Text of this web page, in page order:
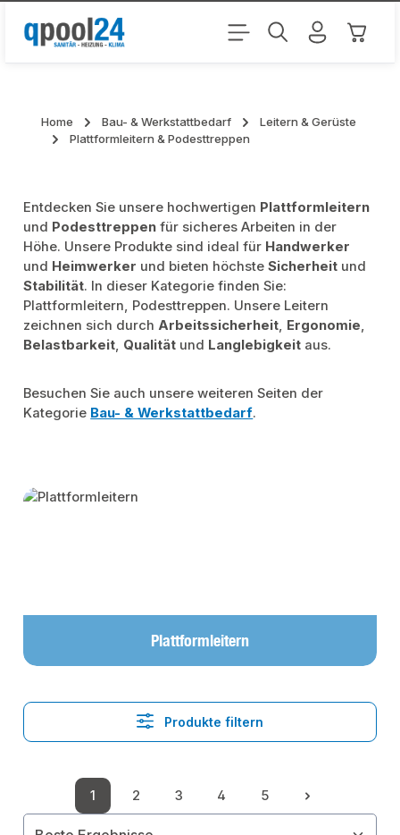
Zum Hauptinhalt springen
Home Bau- & Werkstattbedarf
Leitern & Gerüste
Plattformleitern & Podesttreppen
Entdecken Sie unsere hochwertigen Plattformleitern
und Podesttreppen für sicheres Arbeiten in der
Höhe. Unsere Produkte sind ideal für Handwerker
und Heimwerker und bieten höchsteSicherheit und
Stabilität. In dieser Kategorie finden Sie:
Plattformleitern, Podesttreppen. Unsere Leitern
zeichnen sich durch Arbeitssicherheit, Ergonomie,
Belastbarkeit, Qualität und Langlebigkeit aus.
Besuchen Sie auch unsere weiteren Seiten der
Kategorie Bau- & Werkstattbedarf.
Kategoriegalerie überspringen
Plattformleitern
Produkte filtern
Seite
1
Seite
2
Seite
3
Seite
4
Seite
5